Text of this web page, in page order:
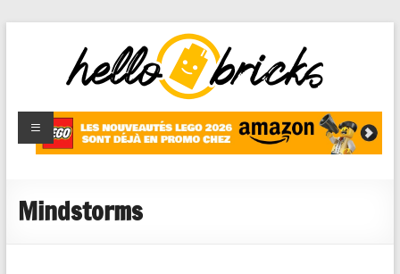
HelloBricks
Blog LEGO,
nouveaut�s
reviews
Mindstorms